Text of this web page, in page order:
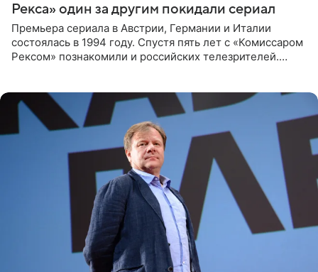
Рекса» один за другим покидали сериал
Премьера сериала в Австрии, Германии и Италии
состоялась в 1994 году. Спустя пять лет с «Комиссаром
Рексом» познакомили и российских телезрителей.